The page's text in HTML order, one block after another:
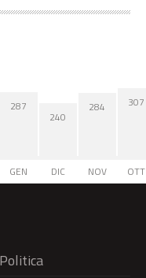
287
GEN
240
DIC
284
NOV
307
OTT
Politica